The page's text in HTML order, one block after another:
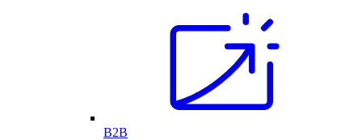
B2B